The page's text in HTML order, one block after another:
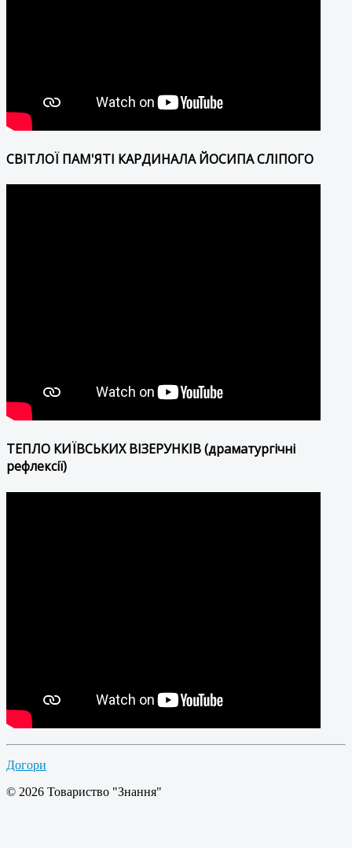
СВІТЛОЇ ПАМ'ЯТІ КАРДИНАЛА ЙОСИПА СЛІПОГО
ТЕПЛО КИЇВСЬКИХ ВІЗЕРУНКІВ (драматургічні
рефлексії)
Догори
© 2026 Товариство "Знання"